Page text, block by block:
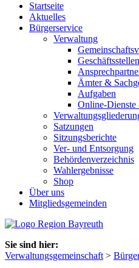
Startseite
Aktuelles
Bürgerservice
Verwaltung
Ämter &
Aufgaben
Online-
Satzungen
Sitzungsberichte
Ver- und Entsorgung
Behördenverzeichnis
Wahlergebnisse
Shop
Über uns
Mitgliedsgemeinden
Sie sind hier:
Verwaltungsgemeinschaft >